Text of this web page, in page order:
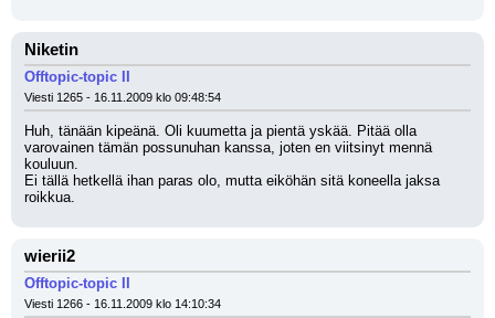
Niketin
Offtopic-topic II
Viesti 1265 - 16.11.2009 klo 09:48:54
Huh, tänään kipeänä. Oli kuumetta ja pientä yskää. Pitää olla
varovainen tämän possunuhan kanssa, joten en viitsinyt mennä
kouluun.
Ei tällä hetkellä ihan paras olo, mutta eiköhän sitä koneella jaksa
roikkua.
wierii2
Offtopic-topic II
Viesti 1266 - 16.11.2009 klo 14:10:34